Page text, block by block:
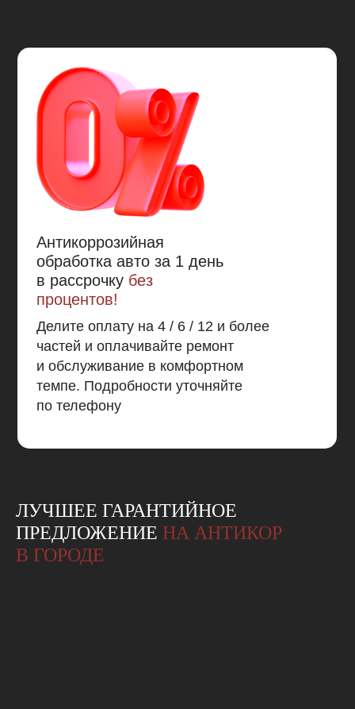
временем от агрессивной среды и механических
повреждений Mercasol 831 повредится (песок,
гравий, мелкие камни – царапают защитное
покрытие Mercasol 831, открывая металл.) и
позволит развиваться коррозии в местах
повреждения, а также не хотите обращаться к теме
антикоррозионной обработки 10 и более лет, то
Mercasol 845 - это то без чего вам не обойтись.
Антикоррозийная
обработка авто за 1 день
в рассрочку без
процентов!
Делите оплату на 4 / 6 / 12 и более
частей и оплачивайте ремонт
и обслуживание в комфортном
темпе. Подробности уточняйте
по телефону
ЛУЧШЕЕ ГАРАНТИЙНОЕ
ПРЕДЛОЖЕНИЕ НА АНТИКОР
В ГОРОДЕ